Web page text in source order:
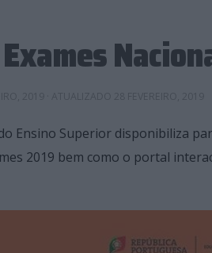
Ensino Superior disponibiliza
2019 bem como o portal